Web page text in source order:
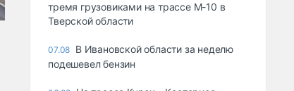
тремя грузовиками на трассе М-10 в
Тверской области
07.08 В Ивановской области за неделю
подешевел бензин